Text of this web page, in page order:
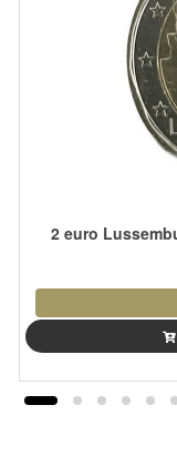
2 euro